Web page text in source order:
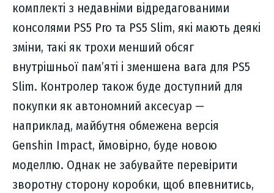
комплекті з недавніми відредагованими
консолями PS5 Pro та PS5 Slim, які мають деякі
зміни, такі як трохи менший обсяг
внутрішньої пам’яті і зменшена вага для PS5
Slim. Контролер також буде доступний для
покупки як автономний аксесуар —
наприклад, майбутня обмежена версія
Genshin Impact, ймовірно, буде новою
моделлю. Однак не забувайте перевірити
зворотну сторону коробки, щоб впевнитись,